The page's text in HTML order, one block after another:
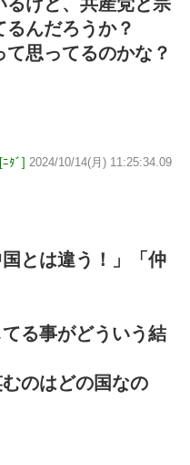
んだろうか？
て思ってるのかな？
ﾀﾞ] 2024/10/14(月) 11:25:34.09
国とは違う！」「仲
る事がどういう結
のはどの国なの